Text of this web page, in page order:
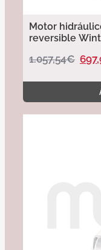
Motor
reversible
1.057,54€